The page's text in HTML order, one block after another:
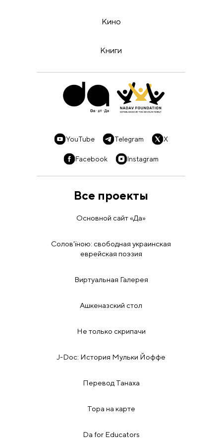
Кино
Книги
YouTube Telegram X
Facebook Instagram
Все проекты
Основной сайт «Да»
Солов'їною: свободная украинская
еврейская поэзия
Виртуальная Галерея
Ашкеназский стол
Не только скрипачи
J-Doc: История Мульки Йоффе
Перевод Танаха
Тора на карте
Da for Educators